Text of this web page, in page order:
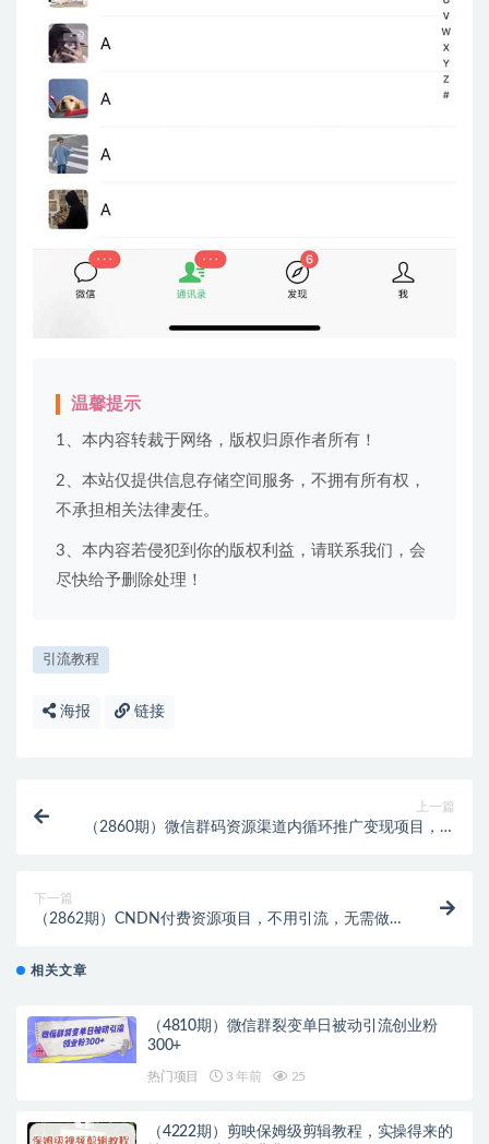
温馨提示
1、本内容转裁于网络，版权归原作者所有！
2、本站仅提供信息存储空间服务，不拥有所有权，
不承担相关法律麦任。
3、本内容若侵犯到你的版权利益，请联系我们，会
尽快给予删除处理！
引流教程
海报 链接
上一篇
（2860期）微信群码资源渠道内循环推广变现项目，多
下一篇
（2862期）CNDN付费资源项目，不用引流，无需做客
相关文章
（4810期）微信群裂变单日被动引流创业粉
300+
热门项目 3 年前 25
（4222期）剪映保姆级剪辑教程，实操得来的